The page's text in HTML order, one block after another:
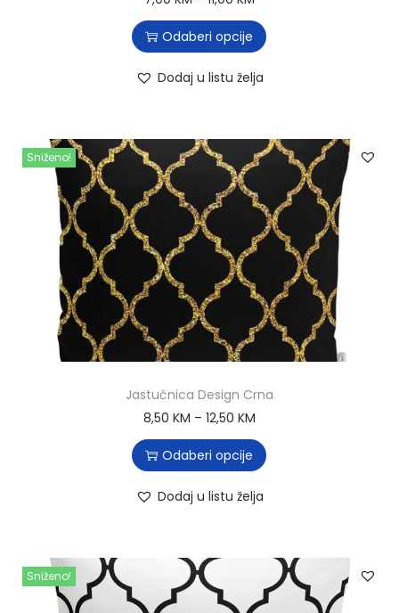
Odaberi opcije
Dodaj u listu želja
Sniženo!
Jastučnica Design Crna
8,50 KM – 12,50 KM
Odaberi opcije
Dodaj u listu želja
Sniženo!